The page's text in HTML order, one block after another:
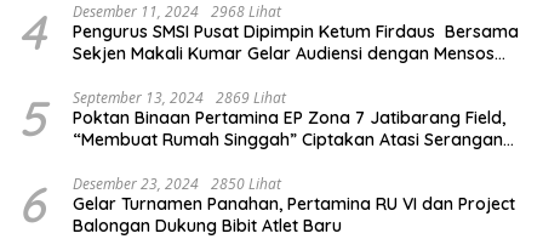
4 Desember 11, 2024 2968 Lihat
Pengurus SMSI Pusat Dipimpin Ketum Firdaus Bersama
Sekjen Makali Kumar Gelar Audiensi dengan Mensos
5 September 13, 2024 2869 Lihat
Poktan Binaan Pertamina EP Zona 7 Jatibarang Field,
“Membuat Rumah Singgah” Ciptakan Atasi Serangan
6 Desember 23, 2024 2850 Lihat
Gelar Turnamen Panahan, Pertamina RU VI dan Project
Balongan Dukung Bibit Atlet Baru